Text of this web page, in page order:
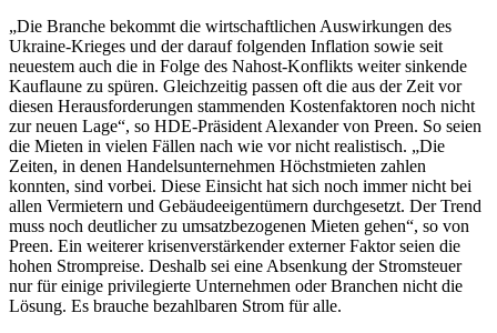
„Die Branche bekommt die wirtschaftlichen Auswirkungen des
Ukraine-Krieges und der darauf folgenden Inflation sowie seit
neuestem auch die in Folge des Nahost-Konflikts weiter sinkende
Kauflaune zu spüren. Gleichzeitig passen oft die aus der Zeit vor
diesen Herausforderungen stammenden Kostenfaktoren noch nicht
zur neuen Lage“, so HDE-Präsident Alexander von Preen. So seien
die Mieten in vielen Fällen nach wie vor nicht realistisch. „Die
Zeiten, in denen Handelsunternehmen Höchstmieten zahlen
konnten, sind vorbei. Diese Einsicht hat sich noch immer nicht bei
allen Vermietern und Gebäudeeigentümern durchgesetzt. Der Trend
muss noch deutlicher zu umsatzbezogenen Mieten gehen“, so von
Preen. Ein weiterer krisenverstärkender externer Faktor seien die
hohen Strompreise. Deshalb sei eine Absenkung der Stromsteuer
nur für einige privilegierte Unternehmen oder Branchen nicht die
Lösung. Es brauche bezahlbaren Strom für alle.